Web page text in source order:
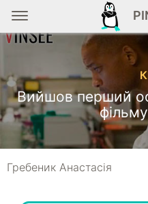
Вийшов перший
Гребеник Анастасія